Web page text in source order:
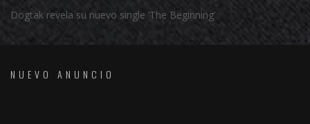
Dogtak revela su nuevo single ‘The Beginning’
NUEVO ANUNCIO